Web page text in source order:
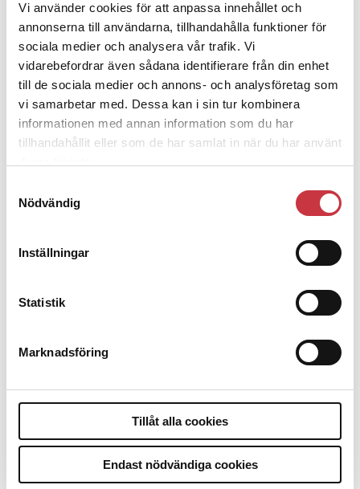
Vi använder cookies för att anpassa innehållet och
annonserna till användarna, tillhandahålla funktioner för
sociala medier och analysera vår trafik. Vi
vidarebefordrar även sådana identifierare från din enhet
till de sociala medier och annons- och analysföretag som
vi samarbetar med. Dessa kan i sin tur kombinera
informationen med annan information som du har
tillhandahållit eller som de har samlat in när du har använt
Nödvändig
Inställningar
Statistik
Marknadsföring
Tillåt alla cookies
Endast nödvändiga cookies
4 juni 2026
Polisregionen erkänner fel: ”Kommer
att rättas till”
Replik:
Det är inte evidenskrav som
7 juli 2026
Debatt:
Med för höga krav på evidens
kan polisen inte göra något alls